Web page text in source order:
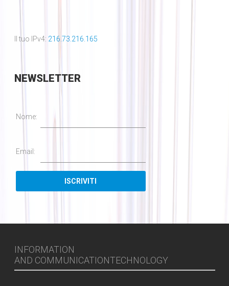
Il tuo IPv4: 216.73.216.165
NEWSLETTER
Nome:
Email:
INFORMATION
AND COMMUNICATIONTECHNOLOGY